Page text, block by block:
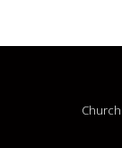
Church